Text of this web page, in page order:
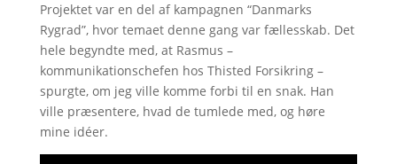
Projektet var en del af kampagnen “Danmarks
Rygrad”, hvor temaet denne gang var fællesskab. Det
hele begyndte med, at Rasmus –
kommunikationschefen hos Thisted Forsikring –
spurgte, om jeg ville komme forbi til en snak. Han
ville præsentere, hvad de tumlede med, og høre
mine idéer.